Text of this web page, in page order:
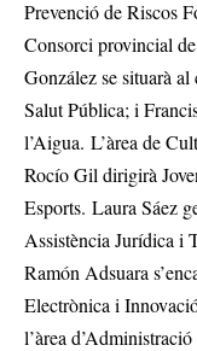
Prevenció de Riscos
Consorci provincial
González se situarà
Salut Pública; i
l’Aigua. L’àrea de
Rocío Gil dirigirà
Esports. Laura Sáez
Assistència Jurídica i
Ramón Adsuara
Electrònica i
l’àrea